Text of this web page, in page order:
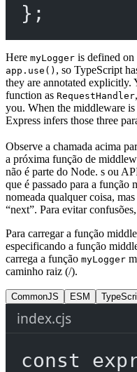
};
Here myLogger is defined on
app.use() , so TypeScript
they are annotated explicitly.
function as RequestHandler
you. When the middleware
Express infers those three
Observe a chamada acima
a próxima função de
não é parte do Node. s ou
que é passado para a função
nomeada qualquer coisa,
“next”. Para evitar
Para carregar a função
especificando a função
carrega a função myLogger
caminho raiz (/).
CommonJS ESM
index.cjs
const